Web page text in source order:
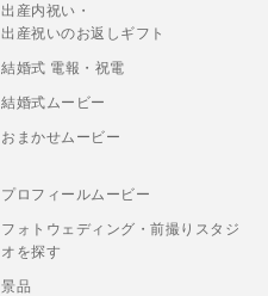
出産内祝い・
出産祝いのお返しギフト
結婚式 電報・祝電
結婚式ムービー
おまかせムービー
プロフィールムービー
フォトウェディング・前撮りスタジ
オを探す
景品